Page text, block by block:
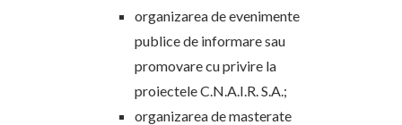
organizarea de evenimente
publice de informare sau
promovare cu privire la
proiectele C.N.A.I.R. S.A.;
organizarea de masterate